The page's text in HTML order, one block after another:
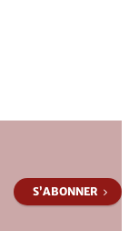
S’ABONNER